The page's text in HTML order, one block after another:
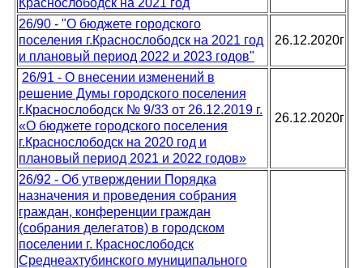
26/90 - "О бюджете городского
поселения г.Краснослободск на 2021 год
и плановый период 2022 и 2023 годов"
26.12.2020г
26/91 - О внесении изменений в
решение Думы городского поселения
г.Краснослободск № 9/33 от 26.12.2019 г.
«О бюджете городского поселения
г.Краснослободск на 2020 год и
плановый период 2021 и 2022 годов»
26.12.2020г
26/92 - Об утверждении Порядка
назначения и проведения собрания
граждан, конференции граждан
(собрания делегатов) в городском
поселении г. Краснослободск
Среднеахтубинского муниципального